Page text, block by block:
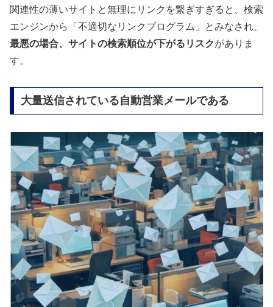
関連性の薄いサイトと無理にリンクを繋ぎすぎると、検索
エンジンから「不適切なリンクプログラム」とみなされ、
最悪の場合、サイトの検索順位が下がるリスクがありま
す。
大量送信されている自動営業メールである